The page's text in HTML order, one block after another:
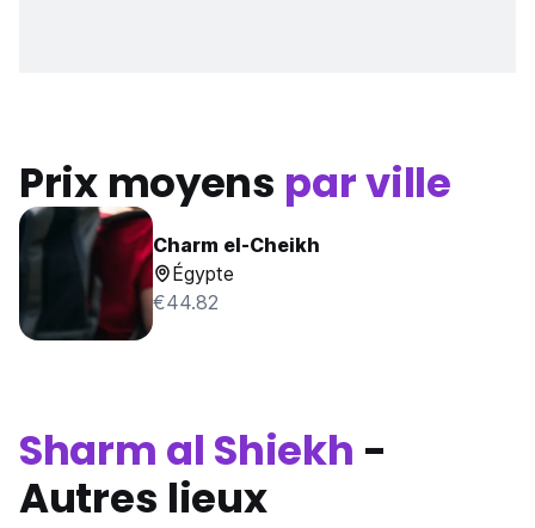
Prix moyens par ville
Charm el-Cheikh
Égypte
€44.82
Sharm al Shiekh -
Autres lieux